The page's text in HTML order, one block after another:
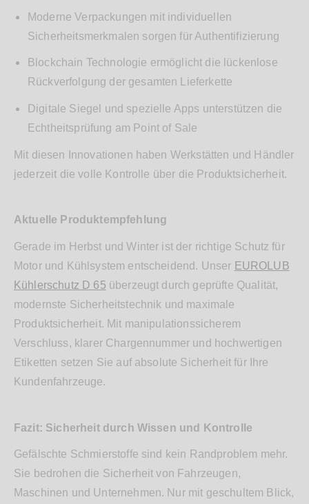
Moderne Verpackungen mit individuellen
Sicherheitsmerkmalen sorgen für Authentifizierung
Blockchain Technologie ermöglicht die lückenlose
Rückverfolgung der gesamten Lieferkette
Digitale Siegel und spezielle Apps unterstützen die
Echtheitsprüfung am Point of Sale
Mit diesen Innovationen haben Werkstätten und Händler
jederzeit die volle Kontrolle über die Produktsicherheit.
Aktuelle Produktempfehlung
Gerade im Herbst und Winter ist der richtige Schutz für
Motor und Kühlsystem entscheidend. Unser EUROLUB
Kühlerschutz D 65 überzeugt durch geprüfte Qualität,
modernste Sicherheitstechnik und maximale
Produktsicherheit. Mit manipulationssicherem
Verschluss, klarer Chargennummer und hochwertigen
Etiketten setzen Sie auf absolute Sicherheit für Ihre
Kundenfahrzeuge.
Fazit: Sicherheit durch Wissen und Kontrolle
Gefälschte Schmierstoffe sind kein Randproblem mehr.
Sie bedrohen die Sicherheit von Fahrzeugen,
Maschinen und Unternehmen. Nur mit geschultem Blick,